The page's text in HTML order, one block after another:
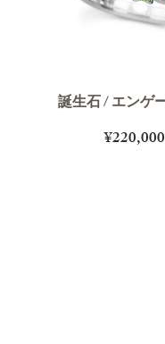
誕生石 / エンゲ